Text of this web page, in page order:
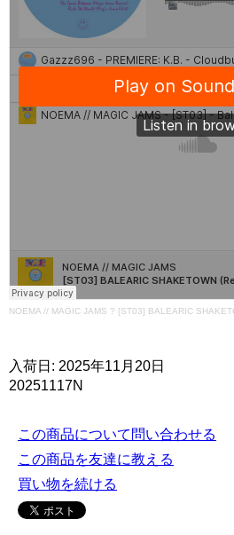
NOEMA // MAGIC JAMS ? [ST03] BALEARIC
入荷日: 2025年11月20日
20251117N
この商品について問い合わせる
この商品を友達に教える
買い物を続ける